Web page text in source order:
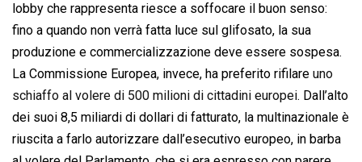
lobby che rappresenta riesce a soffocare il buon senso:
fino a quando non verrà fatta luce sul glifosato, la sua
produzione e commercializzazione deve essere sospesa.
La Commissione Europea, invece, ha preferito rifilare uno
schiaffo al volere di 500 milioni di cittadini europei. Dall’alto
dei suoi 8,5 miliardi di dollari di fatturato, la multinazionale è
riuscita a farlo autorizzare dall’esecutivo europeo, in barba